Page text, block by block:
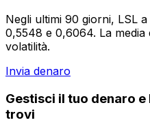
Negli ultimi 90 giorni, LSL
0,5548 e 0,6064. La
volatilità.
Invia denaro
Gestisci il tuo denaro
trovi